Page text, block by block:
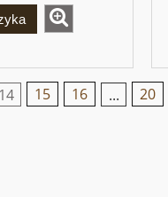
14 15 16 ... 20